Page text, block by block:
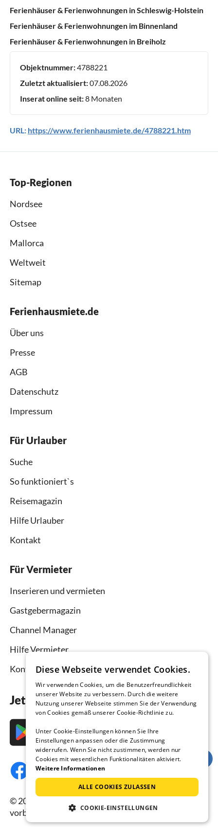
Ferienhäuser & Ferienwohnungen in Schleswig-Holstein
Ferienhäuser & Ferienwohnungen im Binnenland
Ferienhäuser & Ferienwohnungen in Breiholz
Objektnummer:4788221
Zuletzt aktualisiert:07.08.2026
Inserat online seit:8 Monaten
URL: https://www.ferienhausmiete.de/4788221.htm
Top-Regionen
Nordsee
Ostsee
Mallorca
Weltweit
Sitemap
Ferienhausmiete.de
Über uns
Presse
AGB
Datenschutz
Impressum
Für Urlauber
Suche
So funktioniert`s
Reisemagazin
Hilfe Urlauber
Kontakt
Für Vermieter
Inserieren und vermieten
Gastgebermagazin
Channel Manager
Hilfe Vermieter
Kontakt
Jetzt die App downloaden
© 2026 Ferienhausmiete.de, alle Rechte
vorbehalten.
Diese Webseite verwendet Cookies.
Wir verwenden Cookies, um die Benutzerfreundlichkeit
unserer Website zu verbessern. Durch die weitere
Nutzung unserer Webseite stimmen Sie der Verwendung
von Cookies gemäß unserer Cookie-Richtlinie zu.
Unter Cookie-Einstellungen können Sie Ihre
Einstellungen anpassen oder die Zustimmung
widerrufen. Wenn Sie nicht zustimmen, werden nur
Cookies mit wesentlichen Funktionalitäten aktiviert.
Weitere Informationen
ALLE COOKIES ZULASSEN
COOKIE-EINSTELLUNGEN